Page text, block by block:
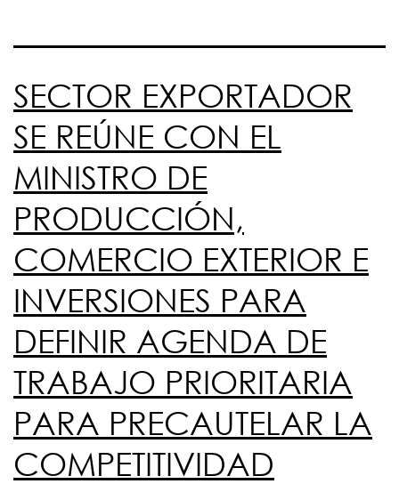
SECTOR EXPORTADOR
SE REÚNE CON EL
MINISTRO DE
PRODUCCIÓN,
COMERCIO EXTERIOR E
INVERSIONES PARA
DEFINIR AGENDA DE
TRABAJO PRIORITARIA
PARA PRECAUTELAR LA
COMPETITIVIDAD